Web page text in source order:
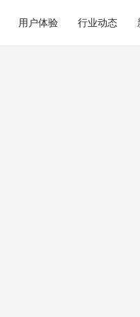
用户体验 行业动态